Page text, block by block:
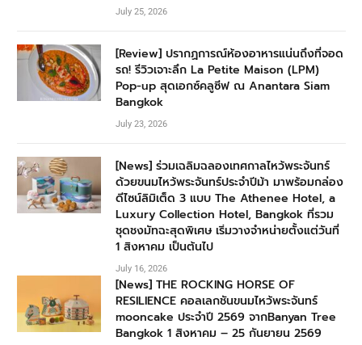
July 25, 2026
[Review] ปรากฏการณ์ห้องอาหารแน่นถึงที่จอด
รถ! รีวิวเจาะลึก La Petite Maison (LPM)
Pop-up สุดเอกซ์คลูซีฟ ณ Anantara Siam
Bangkok
July 23, 2026
[News] ร่วมเฉลิมฉลองเทศกาลไหว้พระจันทร์
ด้วยขนมไหว้พระจันทร์ประจำปีม้า มาพร้อมกล่อง
ดีไซน์ลิมิเต็ด 3 แบบ The Athenee Hotel, a
Luxury Collection Hotel, Bangkok ที่รวม
ชุดชงมัทฉะสุดพิเศษ เริ่มวางจำหน่ายตั้งแต่วันที่
1 สิงหาคม เป็นต้นไป
July 16, 2026
[News] THE ROCKING HORSE OF
RESILIENCE คอลเลกชันขนมไหว้พระจันทร์
mooncake ประจำปี 2569 จากBanyan Tree
Bangkok 1 สิงหาคม – 25 กันยายน 2569